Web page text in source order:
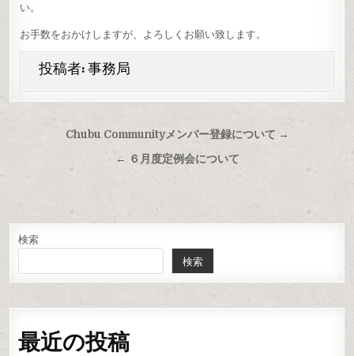
い。
お手数をおかけしますが、よろしくお願い致します。
投稿者:事務局
投
ナ
ビ
ゲ
ー
シ
ョ
ン
Chubu Communityメンバー登録について →
← ６月度定例会について
検索
検索
最近の投稿